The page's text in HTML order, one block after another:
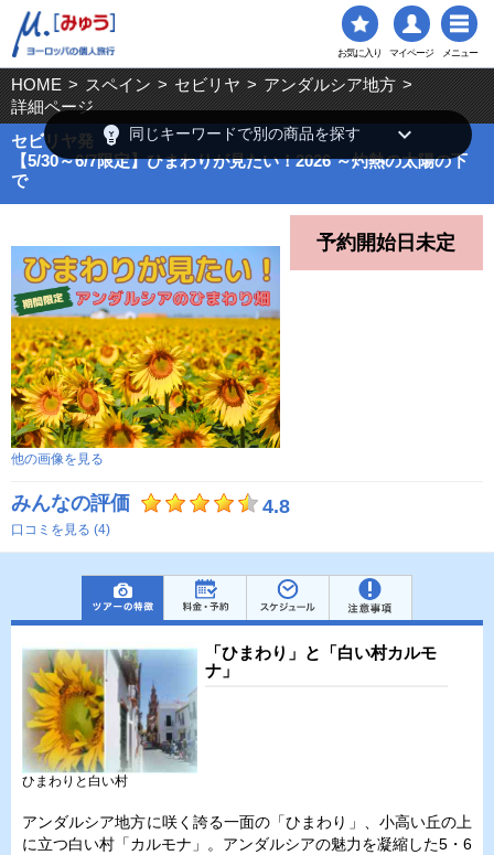
お気に入り マイページ メニュー
HOME > スペイン > セビリヤ > アンダルシア地方 >
詳細ページ
セビリヤ発
【5/30～6/7限定】ひまわりが見たい！2026 ～灼熱の太陽の下
で
他の画像を見る
予約開始日未定
みんなの評価 4.8
口コミを見る (4)
「ひまわり」と「白い村カルモ
ナ」
ひまわりと白い村
アンダルシア地方に咲く誇る一面の「ひまわり」、小高い丘の上
に立つ白い村「カルモナ」。アンダルシアの魅力を凝縮した5・6
emoji_objects 同じキーワードで別の商品を探す keyboard_arrow_down